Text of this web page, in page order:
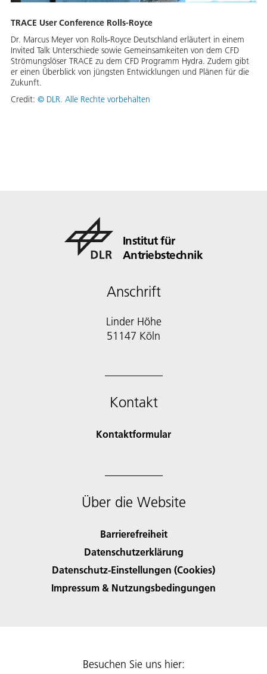
TRACE User Conference Rolls-Royce
Dr. Marcus Meyer von Rolls-Royce Deutschland erläutert in einem
Invited Talk Unterschiede sowie Gemeinsamkeiten von dem CFD
Strömungslöser TRACE zu dem CFD Programm Hydra. Zudem gibt
er einen Überblick von jüngsten Entwicklungen und Plänen für die
Zukunft.
Credit: © DLR. Alle Rechte vorbehalten
Institut für
Antriebstechnik
Anschrift
Linder Höhe
51147 Köln
Kontakt
Kontaktformular
Über die Website
Barrierefreiheit
Datenschutzerklärung
Datenschutz-Einstellungen (Cookies)
Impressum & Nutzungsbedingungen
Besuchen Sie uns hier: